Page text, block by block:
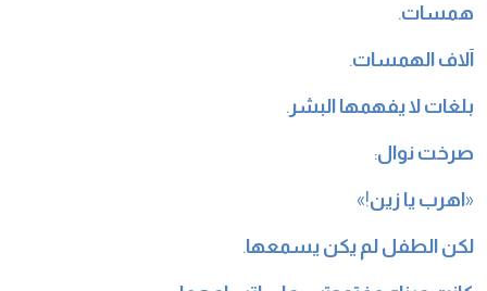
همسات.
آلاف الهمسات.
بلغات لا يفهمها البشر .
صرخت نوال:
«اهرب يا زين!»
لكن الطفل لم يكن يسمعها.